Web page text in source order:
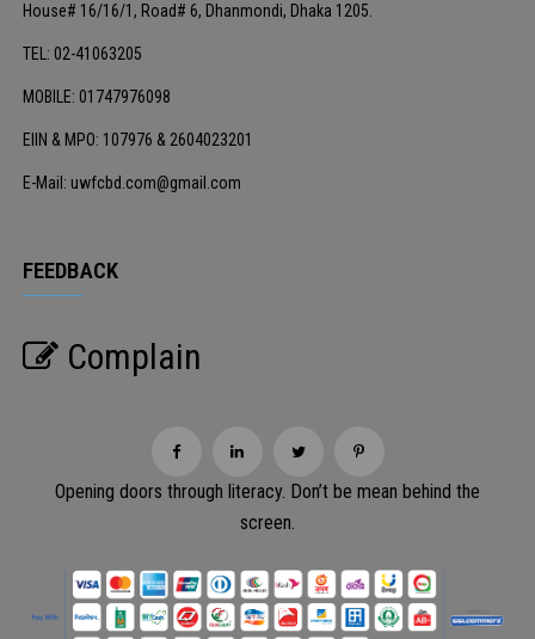
House# 16/16/1, Road# 6, Dhanmondi, Dhaka 1205.
TEL: 02-41063205
MOBILE: 01747976098
EIIN & MPO: 107976 & 2604023201
E-Mail: uwfcbd.com@gmail.com
FEEDBACK
Complain
Opening doors through literacy. Don’t be mean behind the
screen.